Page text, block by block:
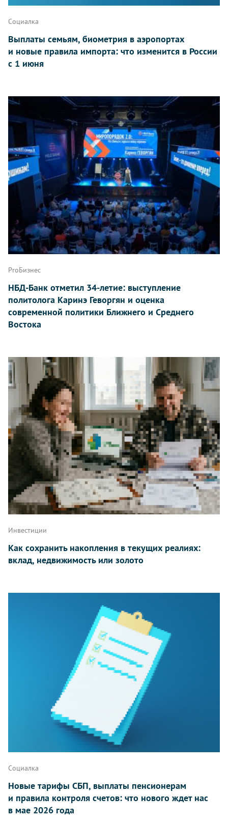
Социалка
Выплаты семьям, биометрия в аэропортах
и новые правила импорта: что изменится в России
с 1 июня
ProБизнес
НБД-Банк отметил 34-летие: выступление
политолога Каринэ Геворгян и оценка
современной политики Ближнего и Среднего
Востока
Инвестиции
Как сохранить накопления в текущих реалиях:
вклад, недвижимость или золото
Социалка
Новые тарифы СБП, выплаты пенсионерам
и правила контроля счетов: что нового ждет нас
в мае 2026 года